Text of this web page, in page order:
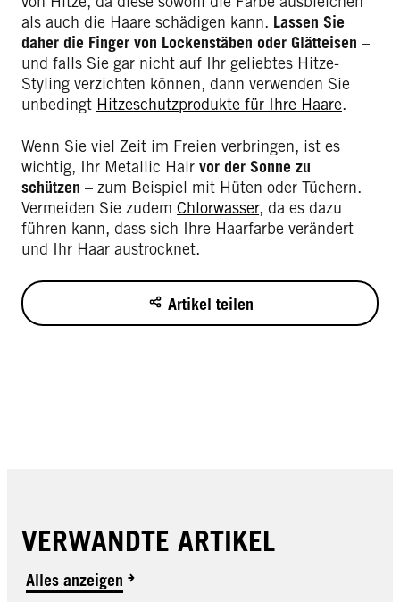
als auch die Haare schädigen kann. Lassen Sie
daher die Finger von Lockenstäben oder Glätteisen –
und falls Sie gar nicht auf Ihr geliebtes Hitze-
Styling verzichten können, dann verwenden Sie
unbedingt Hitzeschutzprodukte für Ihre Haare.
Wenn Sie viel Zeit im Freien verbringen, ist es
wichtig, Ihr Metallic Hair vor der Sonne zu
schützen – zum Beispiel mit Hüten oder Tüchern.
Vermeiden Sie zudem Chlorwasser, da es dazu
führen kann, dass sich Ihre Haarfarbe verändert
und Ihr Haar austrocknet.
Artikel teilen
VERWANDTE ARTIKEL
Alles anzeigen